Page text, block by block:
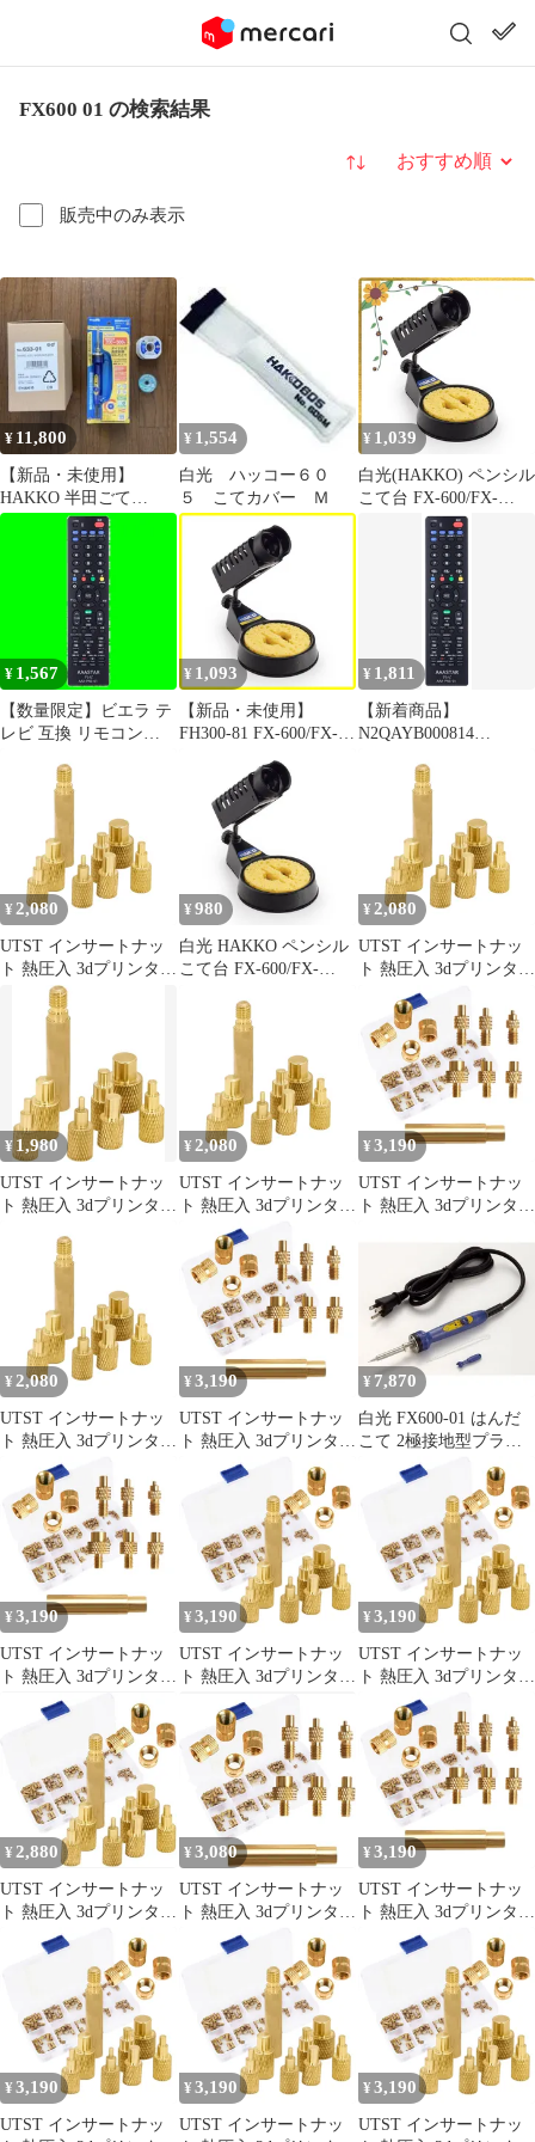
FX600 01 の検索結果
販売中のみ表示
並び替え
¥ 11,800
【新品・未使用】
HAKKO 半田ごて
FX600-02 コテ台 633-01
¥ 1,554
白光 ハッコー６０
５ こてカバー Ｍ
¥ 1,039
白光(HAKKO) ペンシル
こて台 FX-600/FX-
601/PRESTO/DASH用
FH300-81 1
¥ 1,567
【数量限定】ビエラ テ
レビ 互換 リモコン
PNS-01 【設定不要】
N2QAYB000721
N2QAYB000732
N2QAYB000733
N2QAYB000786 パナソ
ニック専用 N
¥ 1,093
【新品・未使用】
FH300-81 FX-600/FX-
601/PRESTO/DASH用
こて台 ペンシル 白光
(HAKKO)
¥ 1,811
【新着商品】
N2QAYB000814
N2QAYB000836
N2QAYB000733
N2QAYB000732
N2QAYB000721
N2QAYB000847 【設定
不要】N2QAYB000720
A
¥ 2,080
UTST インサートナッ
ト 熱圧入 3dプリンター
造形 はんだ付け ヒート
セット インサートチッ
¥ 980
白光 HAKKO ペンシル
こて台 FX-600/FX-
FH300-81
¥ 2,080
UTST インサートナッ
ト 熱圧入 3dプリンター
造形 はんだ付け ヒート
セット インサートチッ
プ (A) [A]
¥ 1,980
UTST インサートナッ
ト 熱圧入 3dプリンター
セット インサートチッ
¥ 2,080
UTST インサートナッ
ト 熱圧入 3dプリンター
造形 はんだ付け ヒート
セット インサートチッ
プ (A) [A]
¥ 3,190
UTST インサートナッ
ト 熱圧入 3dプリンター
セット インサートチッ
プ (B＋106個) [B＋106
個]
¥ 2,080
UTST インサートナッ
ト 熱圧入 3dプリンター
造形 はんだ付け ヒート
セット インサートチッ
プ (A) [A]
¥ 3,190
UTST インサートナッ
ト 熱圧入 3dプリンター
造形 はんだ付け ヒート
セット インサートチッ
プ (B＋106個) [B＋106
¥7,870
白光 FX600-01 はんだ
こて 2極接地型プラグ
工具 作業工具 ツール
DIY はんだごて 半田ご
て 半田鏝 はんだ付け
¥ 3,190
UTST インサートナッ
ト 熱圧入 3dプリンター
造形 はんだ付け ヒート
セット インサートチッ
プ (B＋106個) [B＋106
¥ 3,190
UTST インサートナッ
ト 熱圧入 3dプリンター
造形 はんだ付け ヒート
セット インサートチッ
プ (A＋106個) [A＋106
個]
¥ 3,190
UTST インサートナッ
ト 熱圧入 3dプリンター
造形 はんだ付け ヒート
セット インサートチッ
プ (A＋106個) [A＋106
¥ 2,880
UTST インサートナッ
ト 熱圧入 3dプリンター
造形 はんだ付け ヒート
セット インサートチッ
プ(A＋106個)
¥ 3,080
UTST インサートナッ
ト 熱圧入 3dプリンター
造形 はんだ付け ヒート
セット インサートチッ
プ(B＋106個)
¥ 3,190
UTST インサートナッ
ト 熱圧入 3dプリンター
造形 はんだ付け ヒート
セット インサートチッ
プ (B＋106個) [B＋106
¥ 3,190
UTST インサートナッ
¥ 3,190
UTST インサートナッ
¥ 3,190
UTST インサートナッ